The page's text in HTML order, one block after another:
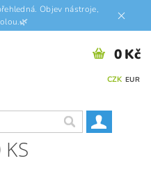
Objev nástroje,
CZK EUR
0 Kč